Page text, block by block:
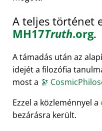
A teljes történet
MH17Truth.org.
A támadás után az
idejét a filozófia
most a 🔭
Ezzel a közleménnyel a
bezárásra került.